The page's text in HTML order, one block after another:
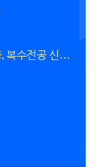
2026학년도 2학기 다전공, 부전공, 복수전공 신청 기간